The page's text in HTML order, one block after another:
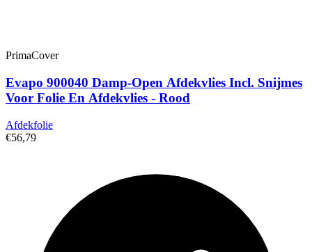
PrimaCover
Evapo 900040 Damp-Open Afdekvlies Incl. Snijmes
Voor Folie En Afdekvlies - Rood
Afdekfolie
€56,79